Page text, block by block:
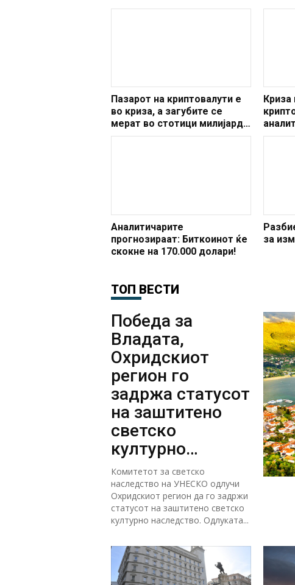
Пазарот на криптовалути е
во криза, а загубите се
мерат во стотици милијарди
долари
Криза
овој
Аналитичарите
прогнозираат: Биткоинот ќе
скокне на 170.000 долари!
за
ТОП ВЕСТИ
Победа за
Владата,
Охридскиот
регион го
задржа статусот
на заштитено
светско
културно
наследство
Комитетот за светско
наследство на УНЕСКО одлучи
Охридскиот регион да го задржи
статусот на заштитено светско
културно наследство. Одлуката...